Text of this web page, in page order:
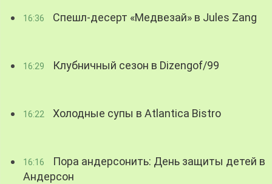
16:36 Спешл-десерт «Медвезай» в Jules Zang
16:29 Клубничный сезон в Dizengof/99
16:22 Холодные супы в Atlantica Bistro
16:16
Пора андерсонить: День защиты детей в
Андерсон